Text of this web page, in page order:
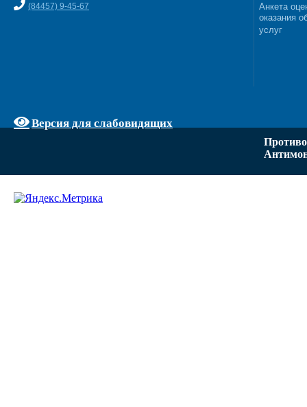
(84457) 9-45-67
Версия для слабовидящих
Анкета
оказания
услуг